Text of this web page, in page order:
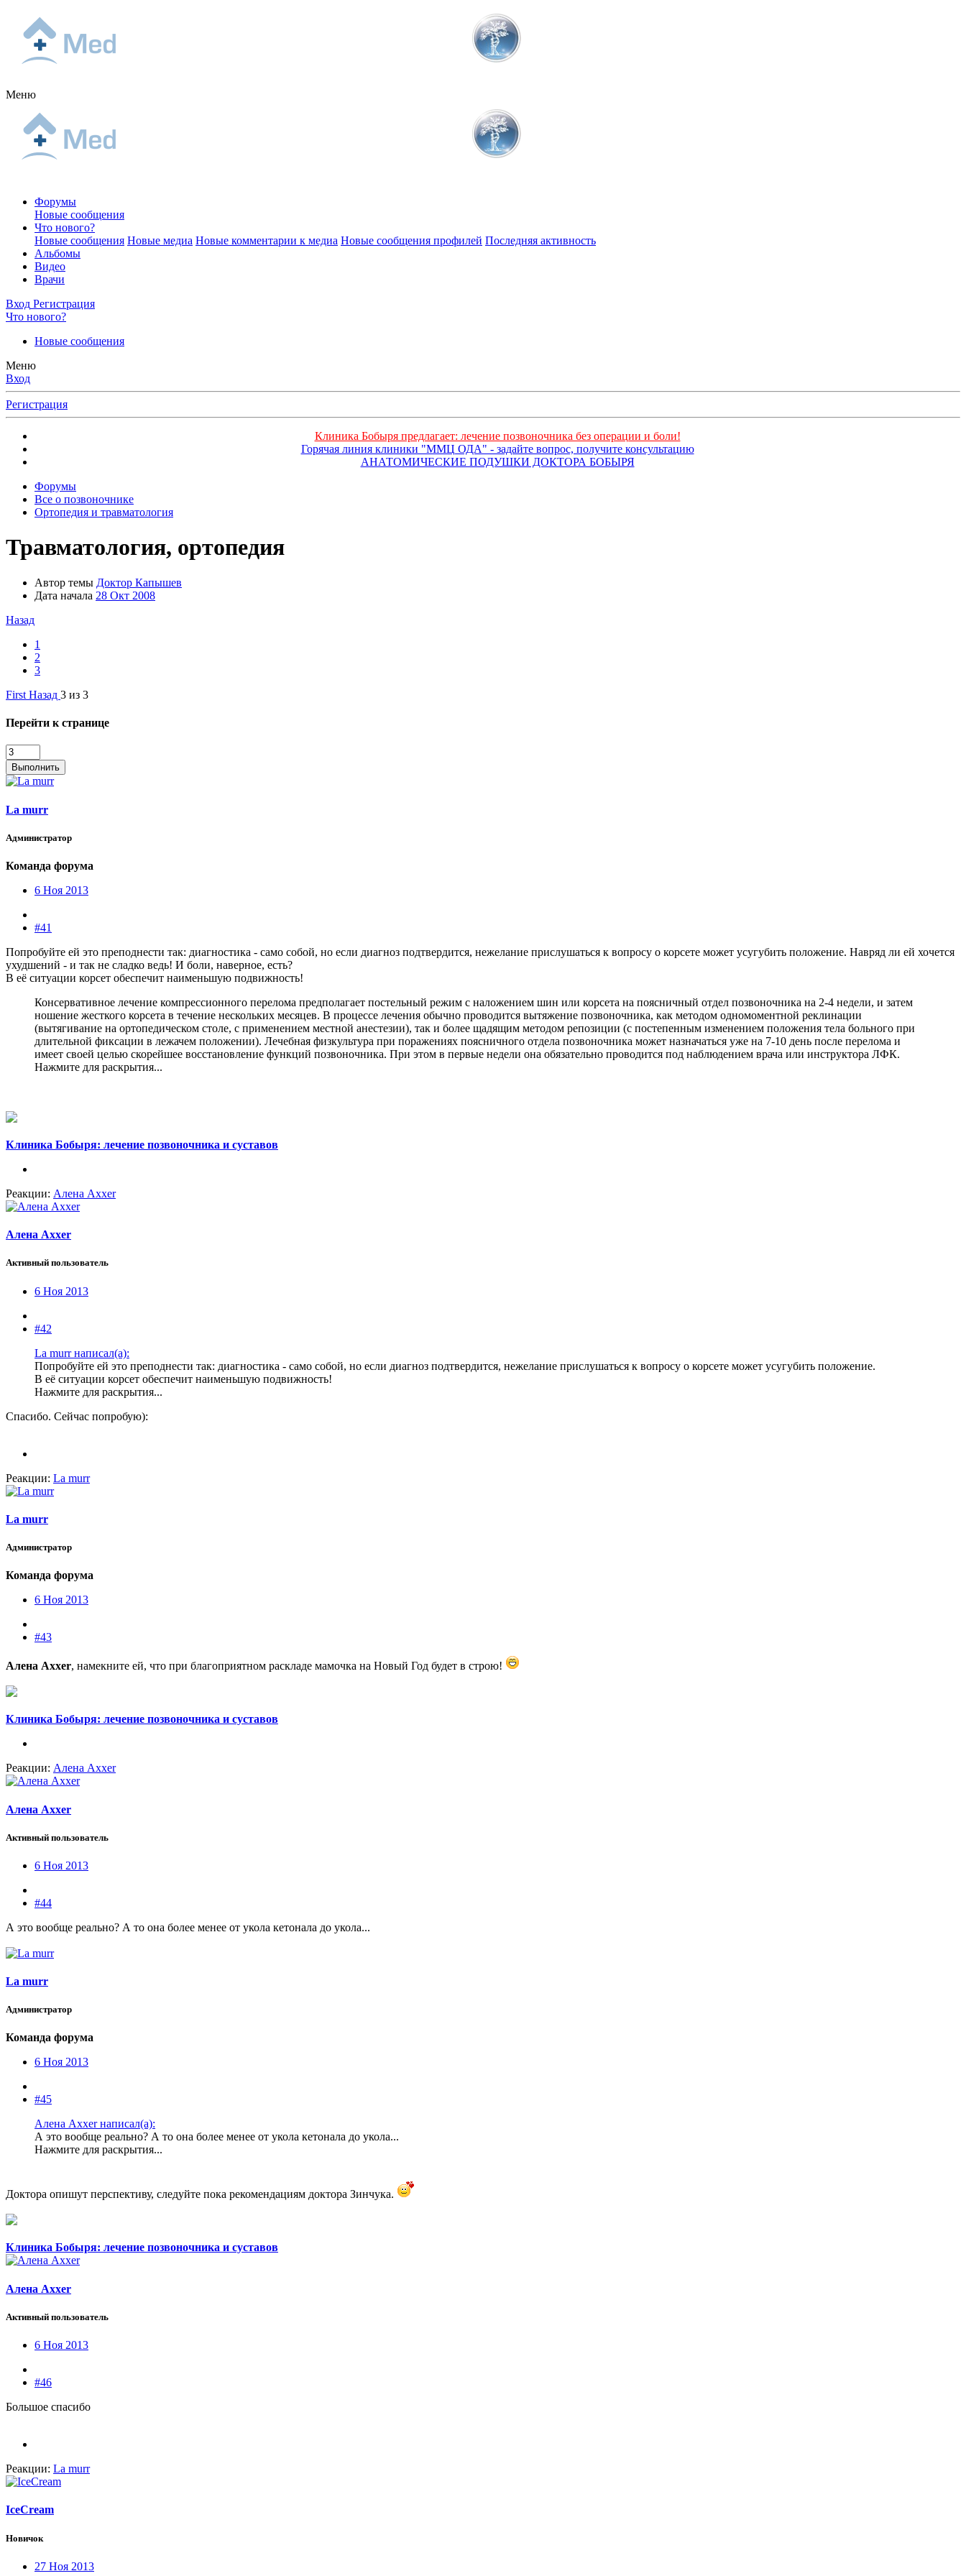
Меню
Форумы
Новые сообщения
Что нового?
Новые сообщения Новые медиа Новые комментарии к медиа Новые сообщения профилей Последняя активность
Альбомы
Видео
Врачи
Вход Регистрация
Что нового?
Новые сообщения
Меню
Вход
Регистрация
Клиника Бобыря предлагает: лечение позвоночника без операции и боли!
Горячая линия клиники "ММЦ ОДА" - задайте вопрос, получите консультацию
АНАТОМИЧЕСКИЕ ПОДУШКИ ДОКТОРА БОБЫРЯ
Форумы
Все о позвоночнике
Ортопедия и травматология
Травматология, ортопедия
Автор темы Доктор Капышев
Дата начала 28 Окт 2008
Назад
1
2
3
First Назад 3 из 3
Перейти к странице
Выполнить
La murr
Администратор
Команда форума
6 Ноя 2013
#41
Попробуйте ей это преподнести так: диагностика - само собой, но если диагноз подтвердится, нежелание прислушаться к вопросу о корсете может усугубить положение. Навряд ли ей хочется
ухудшений - и так не сладко ведь! И боли, наверное, есть?
В её ситуации корсет обеспечит наименьшую подвижность!
Консервативное лечение компрессионного перелома предполагает постельный режим с наложением шин или корсета на поясничный отдел позвоночника на 2-4 недели, и затем
ношение жесткого корсета в течение нескольких месяцев. В процессе лечения обычно проводится вытяжение позвоночника, как методом одномоментной реклинации
(вытягивание на ортопедическом столе, с применением местной анестезии), так и более щадящим методом репозиции (с постепенным изменением положения тела больного при
длительной фиксации в лежачем положении). Лечебная физкультура при поражениях поясничного отдела позвоночника может назначаться уже на 7-10 день после перелома и
имеет своей целью скорейшее восстановление функций позвоночника. При этом в первые недели она обязательно проводится под наблюдением врача или инструктора ЛФК.
Нажмите для раскрытия...
Клиника Бобыря: лечение позвоночника и суставов
Реакции: Алена Axxer
Алена Axxer
Активный пользователь
6 Ноя 2013
#42
La murr написал(а):
Попробуйте ей это преподнести так: диагностика - само собой, но если диагноз подтвердится, нежелание прислушаться к вопросу о корсете может усугубить положение.
В её ситуации корсет обеспечит наименьшую подвижность!
Нажмите для раскрытия...
Спасибо. Сейчас попробую):
Реакции: La murr
La murr
Администратор
Команда форума
6 Ноя 2013
#43
Алена Axxer, намекните ей, что при благоприятном раскладе мамочка на Новый Год будет в строю!
Клиника Бобыря: лечение позвоночника и суставов
Реакции: Алена Axxer
Алена Axxer
Активный пользователь
6 Ноя 2013
#44
А это вообще реально? А то она более менее от укола кетонала до укола...
La murr
Администратор
Команда форума
6 Ноя 2013
#45
Алена Axxer написал(а):
А это вообще реально? А то она более менее от укола кетонала до укола...
Нажмите для раскрытия...
Доктора опишут перспективу, следуйте пока рекомендациям доктора Зинчука.
Клиника Бобыря: лечение позвоночника и суставов
Алена Axxer
Активный пользователь
6 Ноя 2013
#46
Большое спасибо
Реакции: La murr
IceCream
Новичок
27 Ноя 2013